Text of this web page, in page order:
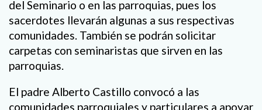
del Seminario o en las parroquias, pues los
sacerdotes llevarán algunas a sus respectivas
comunidades. También se podrán solicitar
carpetas con seminaristas que sirven en las
parroquias.
El padre Alberto Castillo convocó a las
comunidades parroquiales y particulares a apoyar